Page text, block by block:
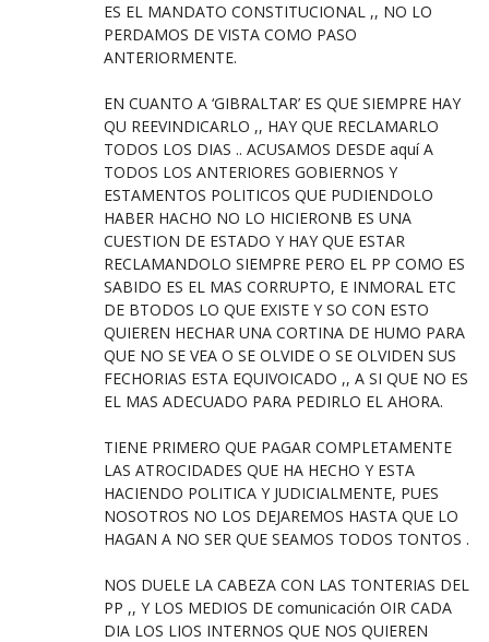
ES EL MANDATO CONSTITUCIONAL ,, NO LO
PERDAMOS DE VISTA COMO PASO
ANTERIORMENTE.
EN CUANTO A ‘GIBRALTAR’ ES QUE SIEMPRE HAY
QU REEVINDICARLO ,, HAY QUE RECLAMARLO
TODOS LOS DIAS .. ACUSAMOS DESDE aquí A
TODOS LOS ANTERIORES GOBIERNOS Y
ESTAMENTOS POLITICOS QUE PUDIENDOLO
HABER HACHO NO LO HICIERONB ES UNA
CUESTION DE ESTADO Y HAY QUE ESTAR
RECLAMANDOLO SIEMPRE PERO EL PP COMO ES
SABIDO ES EL MAS CORRUPTO, E INMORAL ETC
DE BTODOS LO QUE EXISTE Y SO CON ESTO
QUIEREN HECHAR UNA CORTINA DE HUMO PARA
QUE NO SE VEA O SE OLVIDE O SE OLVIDEN SUS
FECHORIAS ESTA EQUIVOICADO ,, A SI QUE NO ES
EL MAS ADECUADO PARA PEDIRLO EL AHORA.
TIENE PRIMERO QUE PAGAR COMPLETAMENTE
LAS ATROCIDADES QUE HA HECHO Y ESTA
HACIENDO POLITICA Y JUDICIALMENTE, PUES
NOSOTROS NO LOS DEJAREMOS HASTA QUE LO
HAGAN A NO SER QUE SEAMOS TODOS TONTOS .
NOS DUELE LA CABEZA CON LAS TONTERIAS DEL
PP ,, Y LOS MEDIOS DE comunicación OIR CADA
DIA LOS LIOS INTERNOS QUE NOS QUIEREN